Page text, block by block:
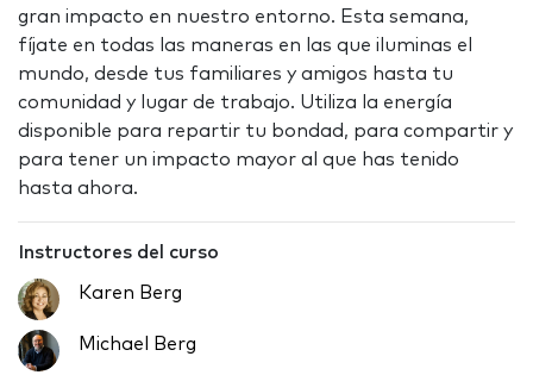
gran impacto en nuestro entorno. Esta semana,
fíjate en todas las maneras en las que iluminas el
mundo, desde tus familiares y amigos hasta tu
comunidad y lugar de trabajo. Utiliza la energía
disponible para repartir tu bondad, para compartir y
para tener un impacto mayor al que has tenido
hasta ahora.
Instructores del curso
Karen Berg
Michael Berg